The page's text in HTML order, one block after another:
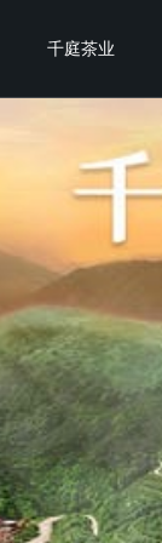
千庭茶业